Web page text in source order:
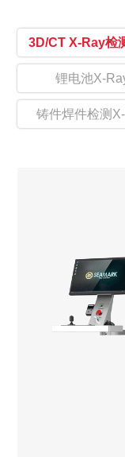
3D/CT X-Ray检
锂电池X-
铸件焊件检测